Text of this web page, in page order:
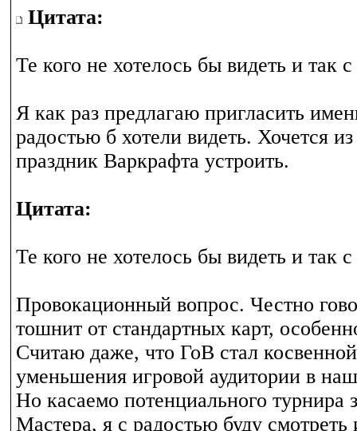
Цитата:
Те кого не хотелось бы видеть и так
Я как раз предлагаю пригласить
радостью б хотели видеть. Хочется
праздник Варкрафта устроить.
Цитата:
Те кого не хотелось бы видеть и так
Провокационный вопрос. Честно
тошнит от стандартных карт,
Считаю даже, что ГоВ стал
уменьшения игровой аудитории в
Но касаемо потенциального турнира
Мастера, я с радостью буду